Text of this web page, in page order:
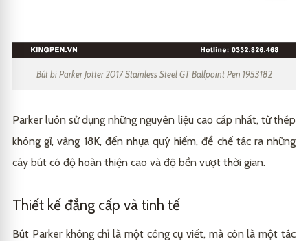
Bút bi Parker Jotter 2017 Stainless Steel GT Ballpoint Pen 1953182
Parker luôn sử dụng những nguyên liệu cao cấp nhất, từ thép
không gỉ, vàng 18K, đến nhựa quý hiếm, để chế tác ra những
cây bút có độ hoàn thiện cao và độ bền vượt thời gian.
Thiết kế đẳng cấp và tinh tế
Bút Parker không chỉ là một công cụ viết, mà còn là một tác